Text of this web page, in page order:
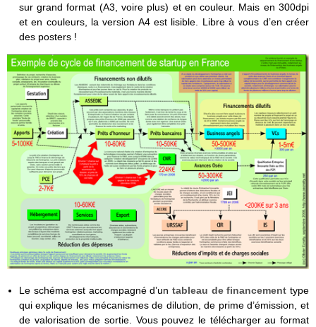
sur grand format (A3, voire plus) et en couleur. Mais en 300dpi
et en couleurs, la version A4 est lisible. Libre à vous d’en créer
des posters !
Le schéma est accompagné d’untableau de financement type
qui explique les mécanismes de dilution, de prime d’émission, et
de valorisation de sortie. Vous pouvez le télécharger au format